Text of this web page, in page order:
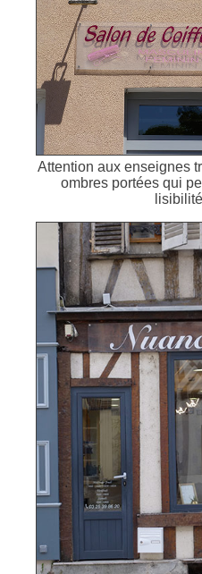
Attention aux enseignes
ombres portées qui